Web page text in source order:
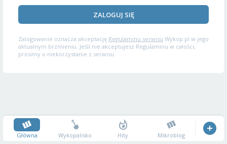
ZALOGUJ SIĘ
Zalogowanie oznacza akceptację Regulaminu serwisu Wykop.pl w jego
aktualnym brzmieniu. Jeśli nie akceptujesz Regulaminu w całości,
prosimy o niekorzystanie z serwisu.
Główna Wykopalisko Hity Mikroblog